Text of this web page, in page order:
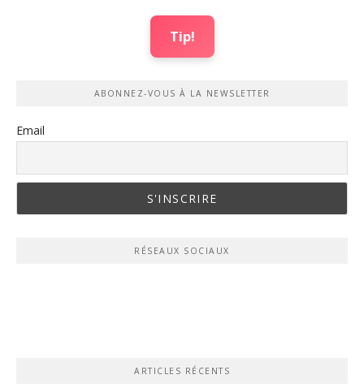
Tip!
ABONNEZ-VOUS À LA NEWSLETTER
Email
RÉSEAUX SOCIAUX
ARTICLES RÉCENTS